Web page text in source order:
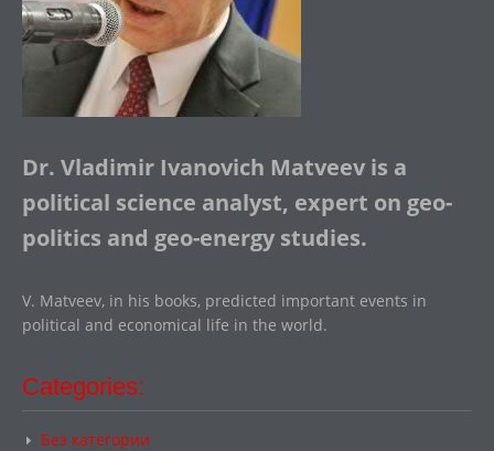
Dr. Vladimir Ivanovich Matveev is a
political science analyst, expert on geo-
politics and geo-energy studies.
V. Matveev, in his books, predicted important events in
political and economical life in the world.
Categories:
Без категории